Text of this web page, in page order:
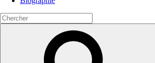
Search
for: